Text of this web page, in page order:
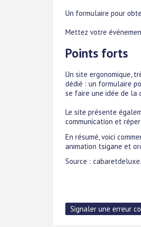
Un formulaire pour
Mettez votre
Points forts
Un site ergonomique,
dédié : un formulaire
se faire une idée de
Le site présente
communication et
En résumé, voici
animation tsigane et
Source :